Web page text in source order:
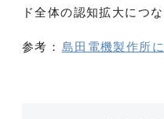
ド全体の認知拡大につ
参考： 島田電機製作所